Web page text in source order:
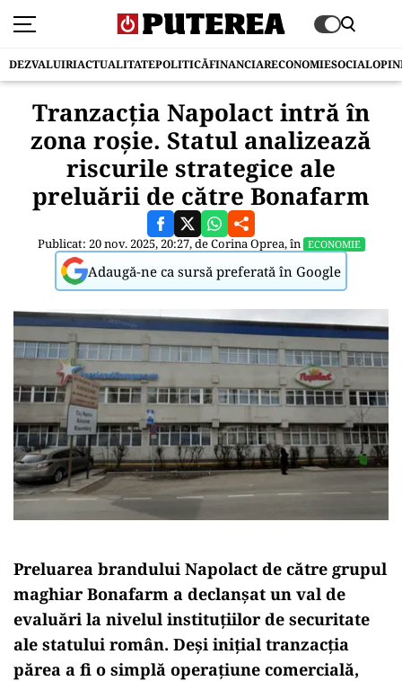
DEZVALUIRIACTUALITATEPOLITICĂFINANCIARECONOMIESOCIAL
Tranzacția Napolact intră în
zona roșie. Statul analizează
riscurile strategice ale
preluării de către Bonafarm
Publicat: 20 nov. 2025, 20:27, deCorina Oprea, în ECONOMIE
Adaugă-ne ca sursă preferată în Google
Preluarea brandului Napolact de către grupul
maghiar Bonafarm a declanșat un val de
evaluări la nivelul instituțiilor de securitate
ale statului român. Deși inițial tranzacția
părea a fi o simplă operațiune comercială,